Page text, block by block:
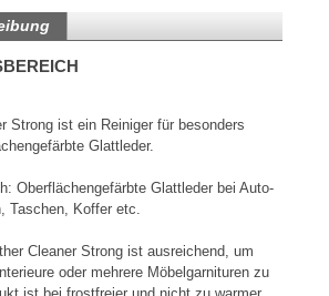
Strong ist ein Reiniger für besonders
Glattleder.
Oberflächengefärbte Glattleder bei Auto-
Taschen, Koffer etc.
Cleaner Strong ist ausreichend, um
oder mehrere Möbelgarnituren zu